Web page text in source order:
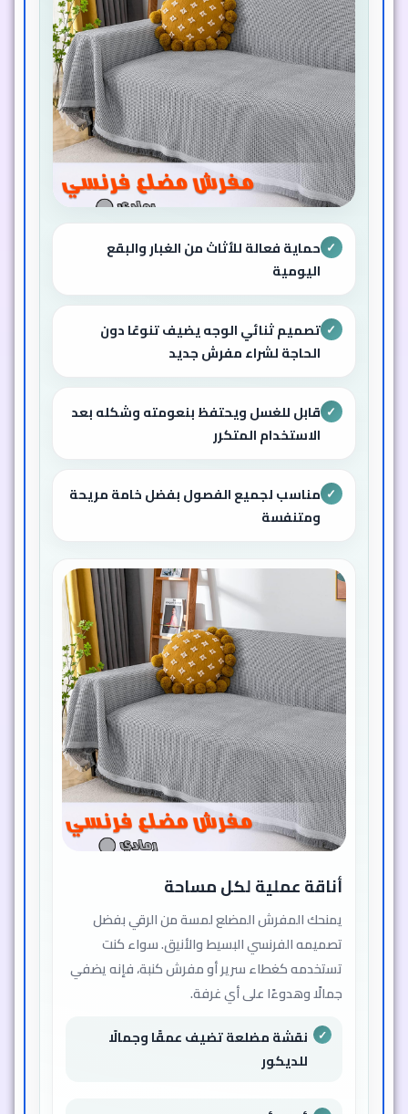
✓ حماية فعالة للأثاث من الغبار والبقع
اليومية
✓ تصميم ثنائي الوجه يضيف تنوعًا دون
الحاجة لشراء مفرش جديد
✓ قابل للغسل ويحتفظ بنعومته وشكله بعد
الاستخدام المتكرر
✓ مناسب لجميع الفصول بفضل خامة مريحة
ومتنفسة
أناقة عملية لكل مساحة
يمنحك المفرش المضلع لمسة من الرقي بفضل
تصميمه الفرنسي البسيط والأنيق. سواء كنت
تستخدمه كغطاء سرير أو مفرش كنبة، فإنه يضفي
جمالًا وهدوءًا على أي غرفة.
نقشة مضلعة تضيف عمقًا وجمالًا
للديكور